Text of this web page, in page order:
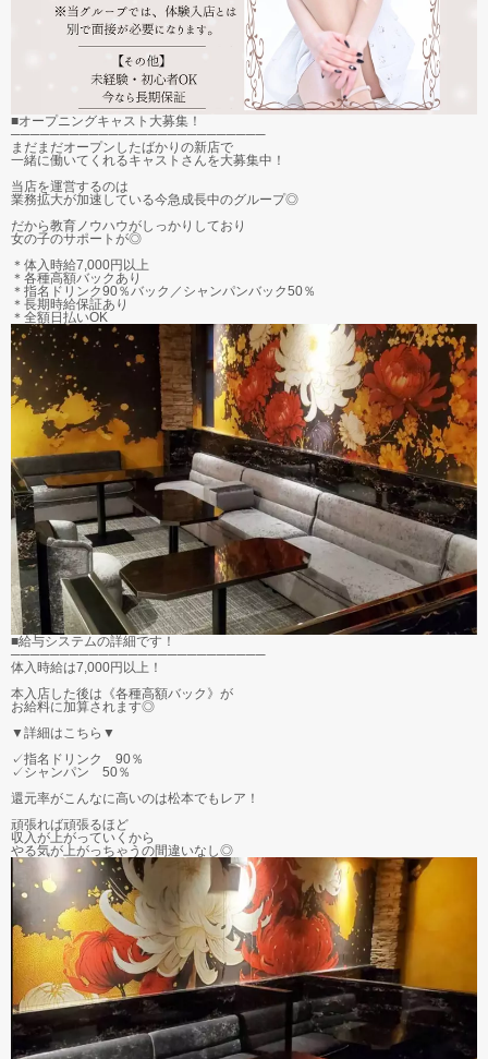
■オープニングキャスト大募集！
──────────────────────────
まだまだオープンしたばかりの新店で
一緒に働いてくれるキャストさんを大募集中！
当店を運営するのは
業務拡大が加速している今急成長中のグループ◎
だから教育ノウハウがしっかりしており
女の子のサポートが◎
＊体入時給7,000円以上
＊各種高額バックあり
＊指名ドリンク90％バック／シャンパンバック50％
＊長期時給保証あり
＊全額日払いOK
■給与システムの詳細です！
──────────────────────────
体入時給は7,000円以上！
本入店した後は《各種高額バック》が
お給料に加算されます◎
▼詳細はこちら▼
✓指名ドリンク 90％
✓シャンパン 50％
還元率がこんなに高いのは松本でもレア！
頑張れば頑張るほど
収入が上がっていくから
やる気が上がっちゃうの間違いなし◎